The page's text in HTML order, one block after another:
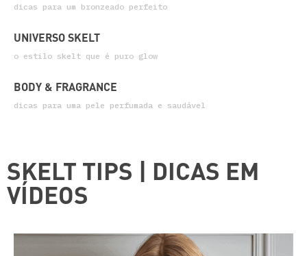
dicas para um bronzeado perfeito
UNIVERSO SKELT
o estilo skelt que é puro glow
BODY & FRAGRANCE
dicas para uma pele perfumada e saudável
SKELT TIPS | DICAS EM
VÍDEOS